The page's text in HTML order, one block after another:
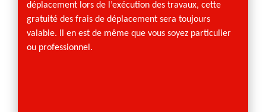
déplacement lors de l’exécution des travaux, cette
gratuité des frais de déplacement sera toujours
valable. Il en est de même que vous soyez particulier
ou professionnel.